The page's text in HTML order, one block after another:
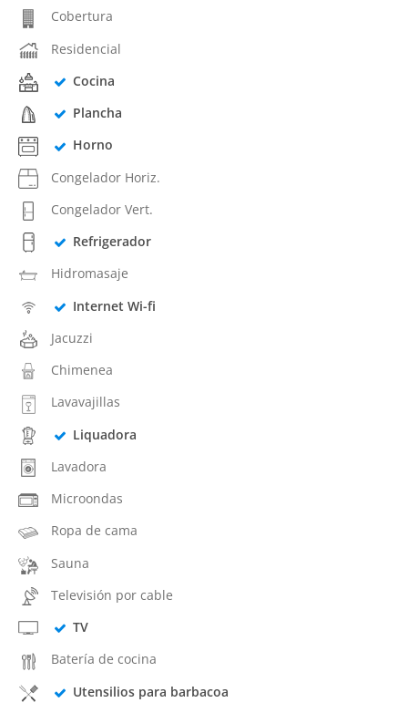
Cobertura
Residencial
Cocina
Plancha
Horno
Congelador Horiz.
Congelador Vert.
Refrigerador
Hidromasaje
Internet Wi-fi
Jacuzzi
Chimenea
Lavavajillas
Liquadora
Lavadora
Microondas
Ropa de cama
Sauna
Televisión por cable
TV
Batería de cocina
Utensilios para barbacoa